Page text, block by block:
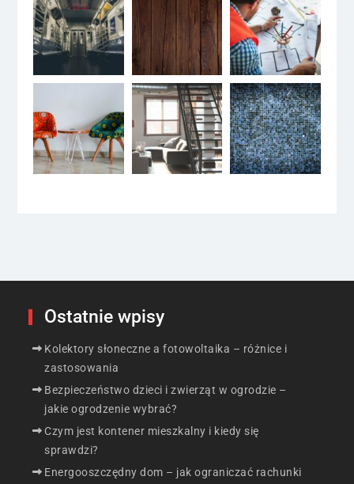
Ostatnie wpisy
Kolektory słoneczne a fotowoltaika – różnice i
zastosowania
Bezpieczeństwo dzieci i zwierząt w ogrodzie –
jakie ogrodzenie wybrać?
Czym jest kontener mieszkalny i kiedy się
sprawdzi?
Energooszczędny dom – jak ograniczać rachunki